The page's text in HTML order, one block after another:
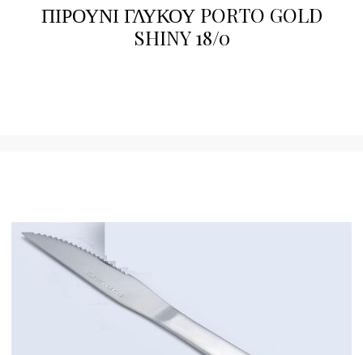
ΠΙΡΟΥΝΙ ΓΛΥΚΟΥ PORTO GOLD
SHINY 18/0